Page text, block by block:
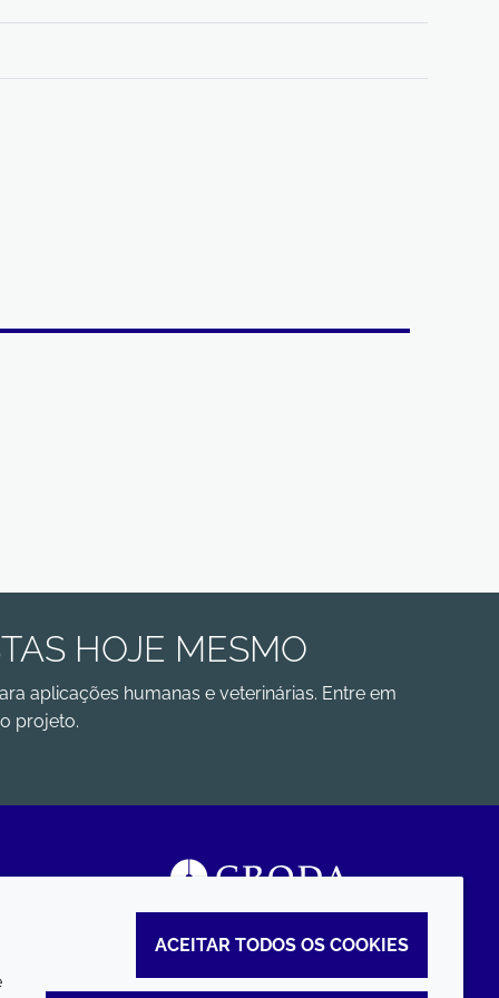
HOJE MESMO
aplicações humanas e veterinárias. Entre em
projeto.
ACEITAR TODOS OS COOKIES